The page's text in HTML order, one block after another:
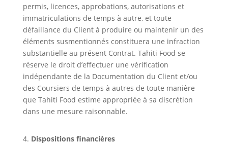
permis, licences, approbations, autorisations et
immatriculations de temps à autre, et toute
défaillance du Client à produire ou maintenir un des
éléments susmentionnés constituera une infraction
substantielle au présent Contrat. Tahiti Food se
réserve le droit d’effectuer une vérification
indépendante de la Documentation du Client et/ou
des Coursiers de temps à autres de toute manière
que Tahiti Food estime appropriée à sa discrétion
dans une mesure raisonnable.
Dispositions financières